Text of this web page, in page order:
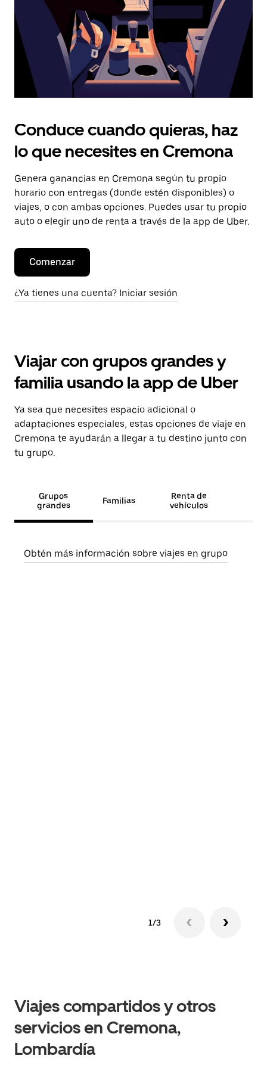
calendario.
Conduce cuando quieras, haz
lo que necesites en Cremona
Genera ganancias en Cremona según tu propio
horario con entregas (donde estén disponibles) o
viajes, o con ambas opciones. Puedes usar tu propio
auto o elegir uno de renta a través de la app de Uber.
Comenzar
¿Ya tienes una cuenta? Iniciar sesión
Viajar con grupos grandes y
familia usando la app de Uber
Ya sea que necesites espacio adicional o
adaptaciones especiales, estas opciones de viaje en
Cremona te ayudarán a llegar a tu destino junto con
tu grupo.
Grupos
grandes
Familias
Renta de
vehículos
Obtén más información sobre viajes en grupo
1/3
Viajes compartidos y otros
servicios en Cremona,
Lombardía